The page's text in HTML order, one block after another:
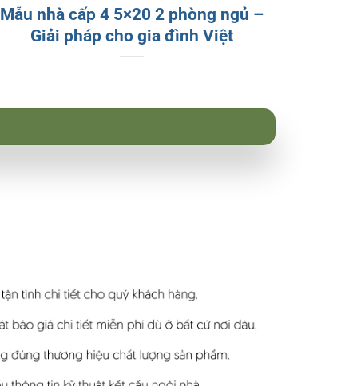
Mẫu nhà cấp 4 5×20 2 phòng ngủ –
Giải pháp cho gia đình Việt